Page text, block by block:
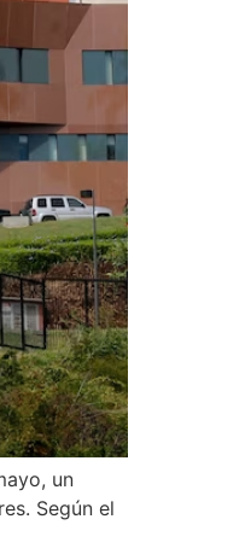
un
Según el